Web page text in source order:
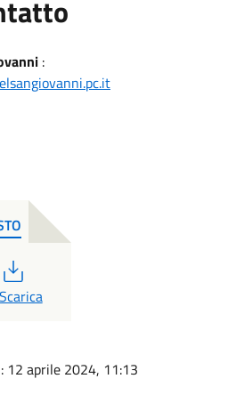
:
PDF
Scarica
: 12 aprile 2024, 11:13